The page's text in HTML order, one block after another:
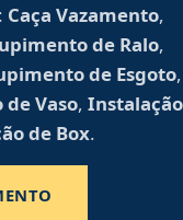
Caça Vazamento,
de Ralo,
de Esgoto,
Vaso, Instalação
de Box.